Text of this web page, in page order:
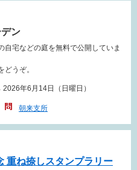
ン
宅などの庭を無料で公開していま
どうぞ。
年6月14日（日曜日）
朝来支所
重ね捺しスタンプラリー